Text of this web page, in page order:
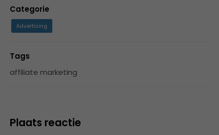
Categorie
Advertising
Tags
affiliate marketing
Plaats reactie